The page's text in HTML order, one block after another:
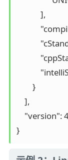
            ],
        }
    ],
"version":
}